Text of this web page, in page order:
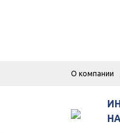
О компании